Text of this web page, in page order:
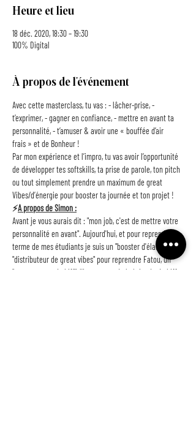
Heure et lieu
18 déc. 2020, 18:30 – 19:30
100% Digital
À propos de l'événement
Avec cette masterclass, tu vas : - lâcher-prise, -
t’exprimer, - gagner en confiance, - mettre en avant ta
personnalité, - t’amuser & avoir une « bouffée d’air
frais » et de Bonheur !
Par mon expérience et l’impro, tu vas avoir l’opportunité
de développer tes softskills, ta prise de parole, ton pitch
ou tout simplement prendre un maximum de great
Vibes/d’énergie pour booster ta journée et ton projet !
⚡️A propos de Simon :
Avant je vous aurais dit : "mon job, c'est de mettre votre
personnalité en avant". Aujourd'hui, et pour reprendre le
terme de mes étudiants je suis un "booster d'élan", un
"distributeur de great vibes" pour reprendre Fatou, un
"transmetteur de kiff", l'inspecteur de la brigade du kiff